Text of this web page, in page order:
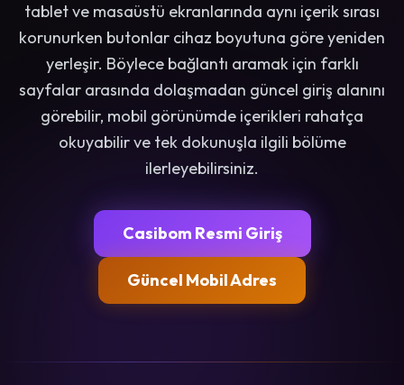
tablet ve masaüstü ekranlarında aynı içerik sırası
korunurken butonlar cihaz boyutuna göre yeniden
yerleşir. Böylece bağlantı aramak için farklı
sayfalar arasında dolaşmadan güncel giriş alanını
görebilir, mobil görünümde içerikleri rahatça
okuyabilir ve tek dokunuşla ilgili bölüme
ilerleyebilirsiniz.
Casibom Resmi Giriş
Güncel Mobil Adres